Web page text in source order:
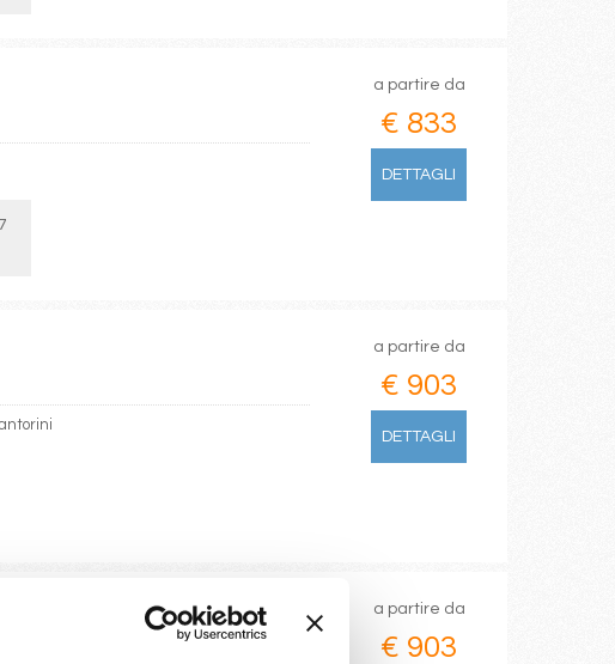
a partire da
€ 833
DETTAGLI
a partire da
€ 903
DETTAGLI
a partire da
€ 903